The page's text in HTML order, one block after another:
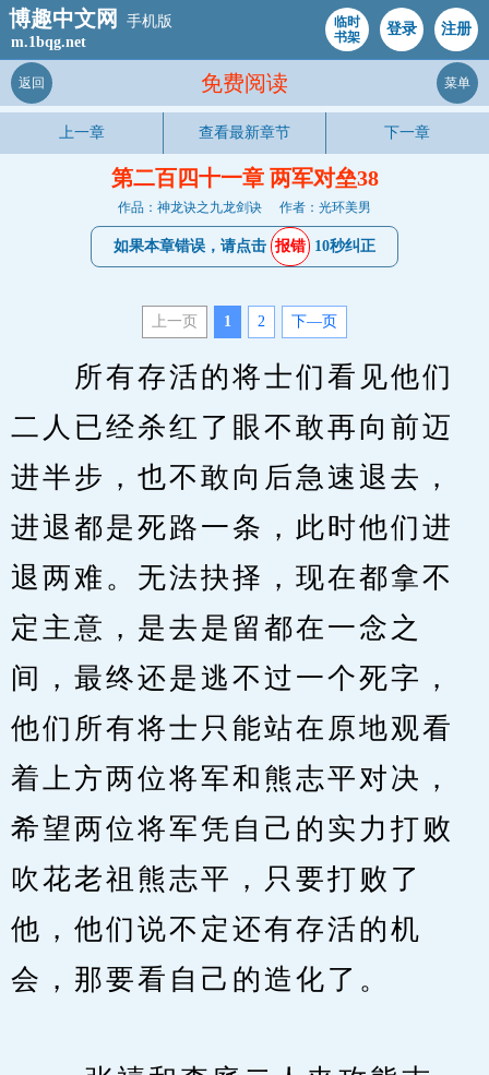
博趣中文网
手机版
m.1bqg.net
临时
书架
登录 注册
免费阅读
返回 菜单
上一章 查看最新章节 下一章
第二百四十一章 两军对垒38
作品：神龙诀之九龙剑诀 作者：光环美男
如果本章错误，请点击 报错 10秒纠正
上一页 1 2 下—页
所有存活的将士们看见他们
二人已经杀红了眼不敢再向前迈
进半步，也不敢向后急速退去，
进退都是死路一条，此时他们进
退两难。无法抉择，现在都拿不
定主意，是去是留都在一念之
间，最终还是逃不过一个死字，
他们所有将士只能站在原地观看
着上方两位将军和熊志平对决，
希望两位将军凭自己的实力打败
吹花老祖熊志平，只要打败了
他，他们说不定还有存活的机
会，那要看自己的造化了。